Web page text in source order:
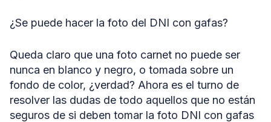
¿Se puede hacer la foto del DNI con gafas?
Queda claro que una foto carnet no puede ser
nunca en blanco y negro, o tomada sobre un
fondo de color, ¿verdad? Ahora es el turno de
resolver las dudas de todo aquellos que no están
seguros de si deben tomar la foto DNI con gafas